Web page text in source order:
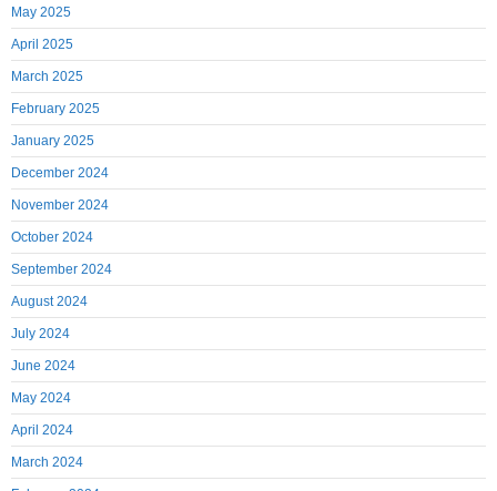
May 2025
April 2025
March 2025
February 2025
January 2025
December 2024
November 2024
October 2024
September 2024
August 2024
July 2024
June 2024
May 2024
April 2024
March 2024